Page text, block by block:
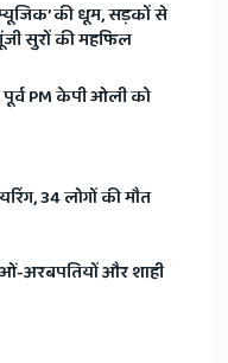
की धूम, सड़कों से
सुरों की महफिल
PM केपी ओली को
34 लोगों की मौत
अरबपतियों और शाही